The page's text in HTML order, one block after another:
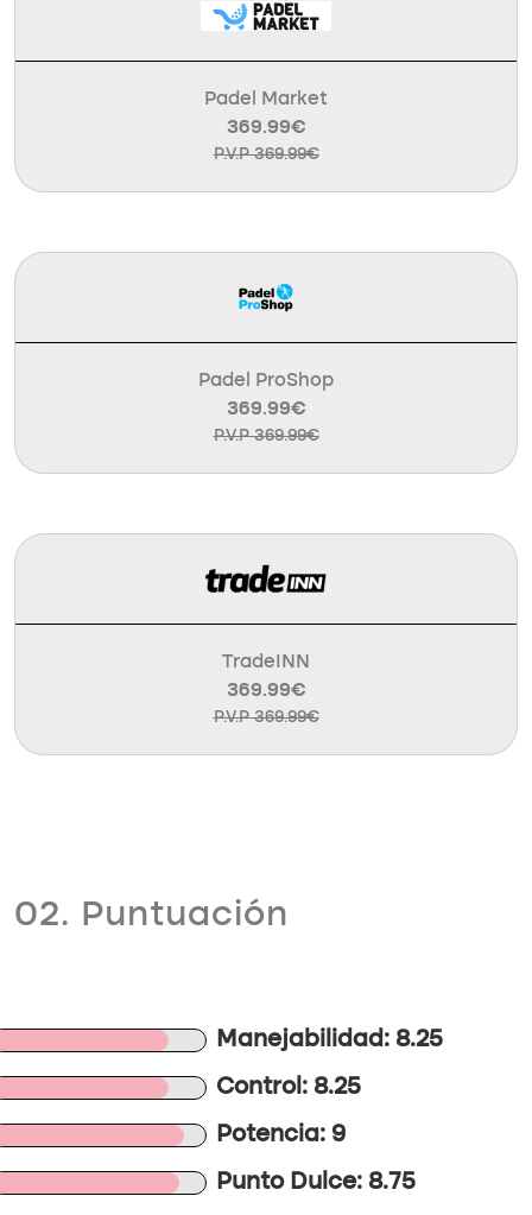
Padel Market
369.99€
P.V.P 369.99€
Padel ProShop
369.99€
P.V.P 369.99€
TradeINN
369.99€
P.V.P 369.99€
02. Puntuación
Manejabilidad: 8.25
Control: 8.25
Potencia: 9
Punto Dulce: 8.75